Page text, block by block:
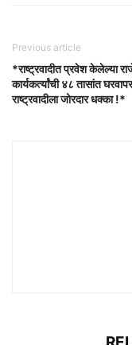
Previous article
*राष्ट्रवादीत प्रवेश केलेल्या
कार्यकर्त्यांची ४८ तासांत
राष्ट्रवादीला जोरदार धक्का !*